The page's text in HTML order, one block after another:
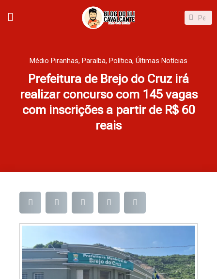
Pesquisar
Médio Piranhas, Paraíba, Política, Últimas Notícias
Prefeitura de Brejo do Cruz irá
realizar concurso com 145 vagas
com inscrições a partir de R$ 60
reais